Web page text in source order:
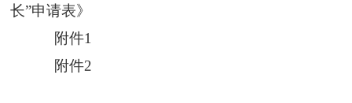
长”申请表》
附件1
附件2